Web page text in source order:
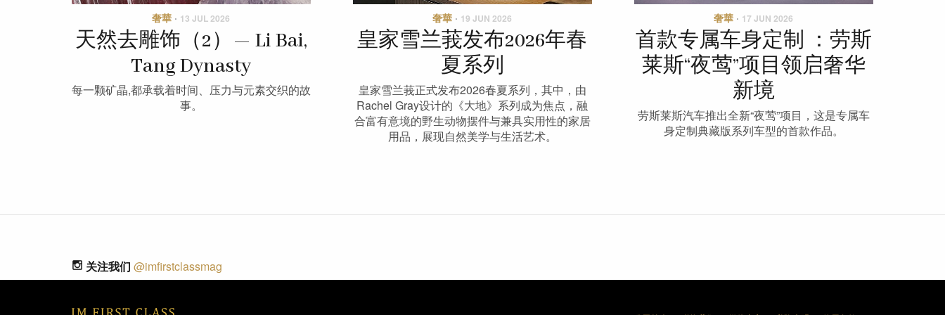
奢華 · 13 JUL 2026
天然去雕饰（2）— Li Bai,
Tang Dynasty
每一颗矿晶,都承载着时间、压力与元素交织的故
事。
奢華 · 19 JUN 2026
皇家雪兰莪发布2026年春
夏系列
皇家雪兰莪正式发布2026春夏系列，其中，由
Rachel Gray设计的《大地》系列成为焦点，融
合富有意境的野生动物摆件与兼具实用性的家居
用品，展现自然美学与生活艺术。
奢華 · 17 JUN 2026
首款专属车身定制 ：劳斯
莱斯“夜莺”项目领启奢华
新境
劳斯莱斯汽车推出全新“夜莺”项目，这是专属车
身定制典藏版系列车型的首款作品。
关注我们 @imfirstclassmag